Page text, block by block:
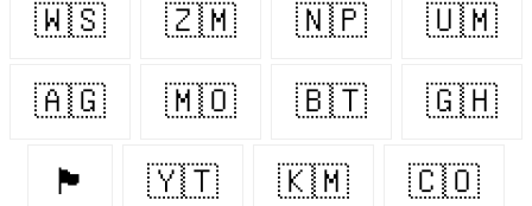
🇼🇸 🇿🇲 🇳🇵 🇺🇲
🇦🇬 🇲🇴 🇧🇹 🇬🇭
🏴󠁧󠁢󠁥󠁮󠁧󠁿 🇾🇹 🇰🇲 🇨🇴